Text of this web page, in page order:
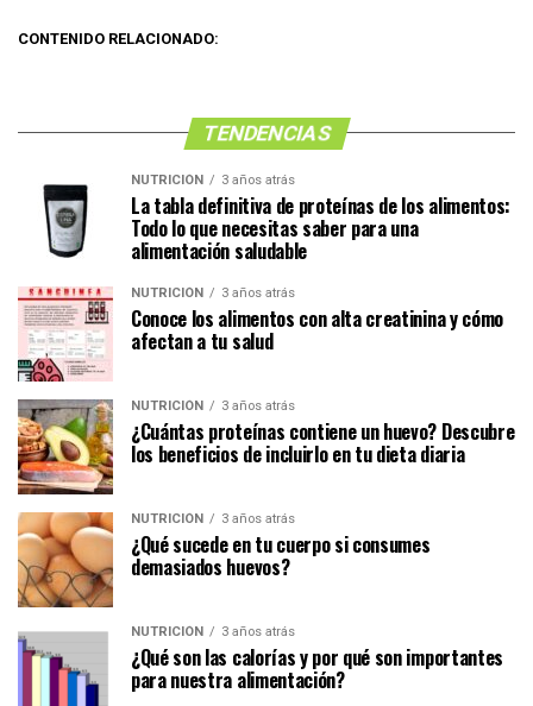
CONTENIDO RELACIONADO:
TENDENCIAS
NUTRICIÓN 3 años atrás
La tabla definitiva de proteínas de los alimentos:
Todo lo que necesitas saber para una
alimentación saludable
NUTRICIÓN 3 años atrás
Conoce los alimentos con alta creatinina y cómo
afectan a tu salud
NUTRICIÓN 3 años atrás
¿Cuántas proteínas contiene un huevo? Descubre
los beneficios de incluirlo en tu dieta diaria
NUTRICIÓN 3 años atrás
¿Qué sucede en tu cuerpo si consumes
demasiados huevos?
NUTRICIÓN 3 años atrás
¿Qué son las calorías y por qué son importantes
para nuestra alimentación?